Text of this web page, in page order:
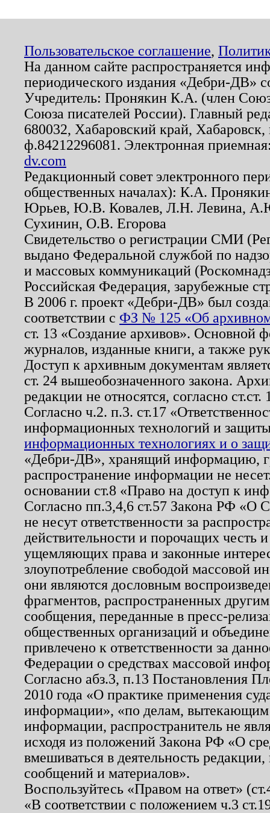
Пользовательское соглашение,
На данном сайте распространяется
периодического издания «Дебри-ДВ»
Учредитель: Пронякин К.А. (член
Союза писателей России). Главный
680032, Хабаровский край,
ф.84212296081. Электронная
dv.com
Редакционный совет электронного
общественных началах): К.А.
Юрьев, Ю.В. Ковалев, Л.Н. Левина,
Сухинин, О.В. Егорова
Свидетельство о регистрации СМИ
выдано Федеральной службой по
и массовых коммуникаций
Российская Федерация, зарубежные
В 2006 г. проект «Дебри-ДВ» был
соответствии с ФЗ № 125 «Об
ст. 13 «Создание архивов». Основной
журналов, изданные книги, а также
Доступ к архивным документам
ст. 24 вышеобозначенного закона.
редакции не относятся, согласно
Согласно ч.2. п.3. ст.17
информационных технологий и
информационных технологиях и о
«Дебри-ДВ», хранящий информацию,
распространение информации не
основании ст.8 «Право на доступ к
Согласно пп.3,4,6 ст.57 Закона РФ «О
не несут ответственности за
действительности и порочащих честь
ущемляющих права и законные
злоупотребление свободой массовой
они являются дословным
фрагментов, распространенных
сообщения, переданные в пресс-
общественных организаций и
привлечено к ответственности за
Федерации о средствах массовой
Согласно абз.3, п.13 Постановления
2010 года «О практике применения
информации», «по делам, вытекающим
информации, распространитель не
исходя из положений Закона РФ «О
вмешиваться в деятельность
сообщений и материалов».
Воспользуйтесь «Правом на ответ»
«В соответствии с положением ч.3